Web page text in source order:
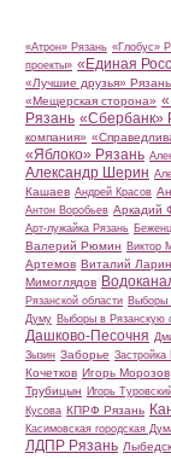
«Атрон» Рязань «Глобус»
проекты» «Единая
«Лучшие друзья» Рязань
«Мещерская сторона»
Рязань «Сбербанк»
компания»
«Яблоко» Рязань
Александр Шерин
Кашаев Андрей Красов
Антон Воробьев Аркадий
Арт-лужайка Рязань
Валерий Рюмин Виктор
Артемов Виталий Ларин
Мимоглядов
Рязанской области Выборы
Думу Выборы в Рязанскую
Дашково-Песочня
Зызин Заборье Застройка
Кочетков Игорь Морозов
Трубицын Игорь
Кусова КПРФ Рязань
Касимовская городская
ЛДПР Рязань